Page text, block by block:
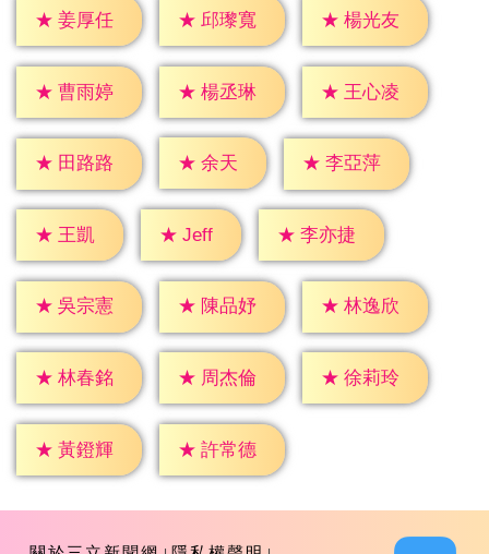
★ 姜厚任 ★ 邱瓈寬 ★ 楊光友
★ 曹雨婷 ★ 楊丞琳 ★ 王心凌
★ 田路路 ★ 余天 ★ 李亞萍
★ 王凱 ★ Jeff ★ 李亦捷
★ 吳宗憲 ★ 陳品妤 ★ 林逸欣
★ 林春銘 ★ 周杰倫 ★ 徐莉玲
★ 黃鐙輝 ★ 許常德